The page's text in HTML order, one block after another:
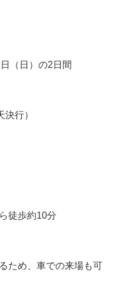
（日）の2日間
行）
徒歩約10分
ため、車での来場も可